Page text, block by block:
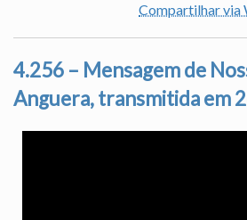
Compartilhar via
4.256 – Mensagem de
Anguera, transmitida em